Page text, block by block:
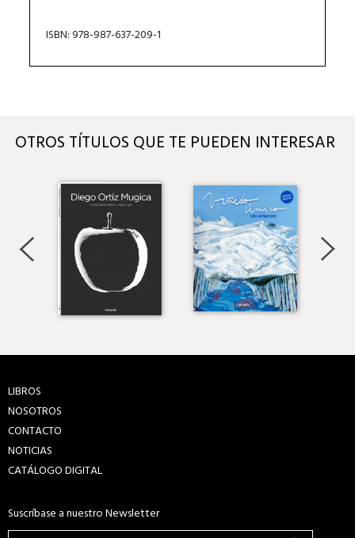
ISBN: 978-987-637-209-1
OTROS TÍTULOS QUE TE PUEDEN INTERESAR
LIBROS
NOSOTROS
CONTACTO
NOTICIAS
CATÁLOGO DIGITAL
Suscríbase a nuestro Newsletter